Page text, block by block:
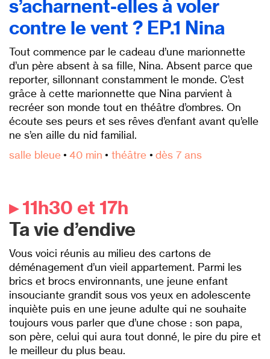
s’acharnent-elles à voler
contre le vent ? EP.1 Nina
Tout commence par le cadeau d’une marionnette
d’un père absent à sa fille, Nina. Absent parce que
reporter, sillonnant constamment le monde. C’est
grâce à cette marionnette que Nina parvient à
recréer son monde tout en théâtre d’ombres. On
écoute ses peurs et ses rêves d’enfant avant qu’elle
ne s’en aille du nid familial.
salle bleue• 40 min • théâtre • dès 7 ans
▸ 11h30 et 17h
Ta vie d’endive
Vous voici réunis au milieu des cartons de
déménagement d’un vieil appartement. Parmi les
brics et brocs environnants, une jeune enfant
insouciante grandit sous vos yeux en adolescente
inquiète puis en une jeune adulte qui ne souhaite
toujours vous parler que d’une chose : son papa,
son père, celui qui aura tout donné, le pire du pire et
le meilleur du plus beau.